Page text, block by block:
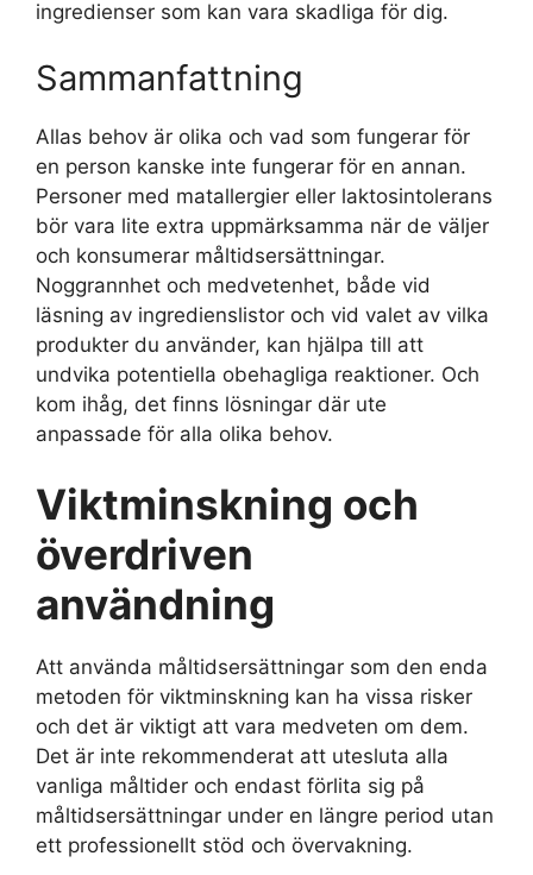
ingredienser som kan vara skadliga för dig.
Sammanfattning
Allas behov är olika och vad som fungerar för
en person kanske inte fungerar för en annan.
Personer med matallergier eller laktosintolerans
bör vara lite extra uppmärksamma när de väljer
och konsumerar måltidsersättningar.
Noggrannhet och medvetenhet, både vid
läsning av ingredienslistor och vid valet av vilka
produkter du använder, kan hjälpa till att
undvika potentiella obehagliga reaktioner. Och
kom ihåg, det finns lösningar där ute
anpassade för alla olika behov.
Viktminskning och
överdriven
användning
Att använda måltidsersättningar som den enda
metoden för viktminskning kan ha vissa risker
och det är viktigt att vara medveten om dem.
Det är inte rekommenderat att utesluta alla
vanliga måltider och endast förlita sig på
måltidsersättningar under en längre period utan
ett professionellt stöd och övervakning.